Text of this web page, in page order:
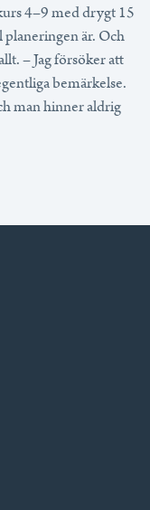
4–9 med drygt 15
är. Och
– Jag försöker att
bemärkelse.
man hinner aldrig